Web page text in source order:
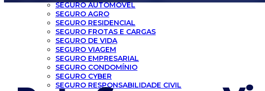
SEGURO AUTOMÓVEL
SEGURO AGRO
SEGURO RESIDENCIAL
SEGURO FROTAS E CARGAS
SEGURO DE VIDA
SEGURO VIAGEM
SEGURO EMPRESARIAL
SEGURO CONDOMÍNIO
SEGURO CYBER
SEGURO RESPONSABILIDADE CIVIL